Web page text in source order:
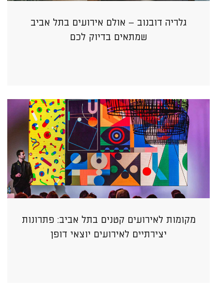
גלריה דובנוב – אולם אירועים בתל אביב
שמתאים בדיוק לכם
מקומות לאירועים קטנים בתל אביב: פתרונות
יצירתיים לאירועים יוצאי דופן